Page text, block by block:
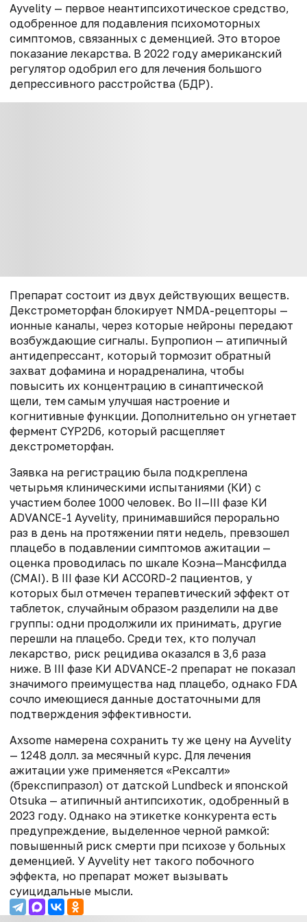
Ауvelity — первое неантипсихотическое средство,
одобренное для подавления психомоторных
симптомов, связанных с деменцией. Это второе
показание лекарства. В 2022 году американский
регулятор одобрил его для лечения большого
депрессивного расстройства (БДР).
Препарат состоит из двух действующих веществ.
Декстрометорфан блокирует NMDA-рецепторы —
ионные каналы, через которые нейроны передают
возбуждающие сигналы. Бупропион — атипичный
антидепрессант, который тормозит обратный
захват дофамина и норадреналина, чтобы
повысить их концентрацию в синаптической
щели, тем самым улучшая настроение и
когнитивные функции. Дополнительно он угнетает
фермент CYP2D6, который расщепляет
декстрометорфан.
Заявка на регистрацию была подкреплена
четырьмя клиническими испытаниями (КИ) с
участием более 1000 человек. Во II—III фазе КИ
ADVANCE-1 Ауvelity, принимавшийся перорально
раз в день на протяжении пяти недель, превзошел
плацебо в подавлении симптомов ажитации —
оценка проводилась по шкале Коэна—Мансфилда
(CMAI). В III фазе КИ ACCORD-2 пациентов, у
которых был отмечен терапевтический эффект от
таблеток, случайным образом разделили на две
группы: одни продолжили их принимать, другие
перешли на плацебо. Среди тех, кто получал
лекарство, риск рецидива оказался в 3,6 раза
ниже. В III фазе КИ ADVANCE-2 препарат не показал
значимого преимущества над плацебо, однако FDA
сочло имеющиеся данные достаточными для
подтверждения эффективности.
Axsome намерена сохранить ту же цену на Ауvelity
— 1248 долл. за месячный курс. Для лечения
ажитации уже применяется «Рексалти»
(брекспипразол) от датской Lundbeck и японской
Otsuka — атипичный антипсихотик, одобренный в
2023 году. Однако на этикетке конкурента есть
предупреждение, выделенное черной рамкой:
повышенный риск смерти при психозе у больных
деменцией. У Ауvelity нет такого побочного
эффекта, но препарат может вызывать
суицидальные мысли.